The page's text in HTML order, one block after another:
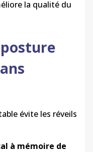
la qualité du
évite les réveils
à mémoire de